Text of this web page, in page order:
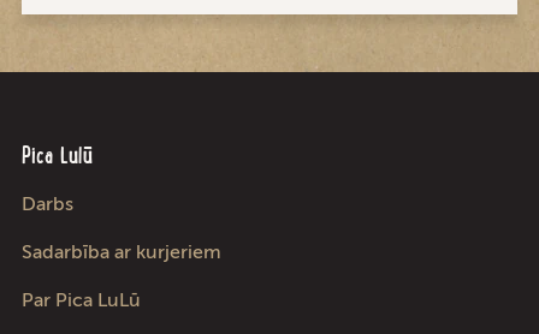
Pica Lulū
Darbs
Sadarbība ar kurjeriem
Par Pica LuLū